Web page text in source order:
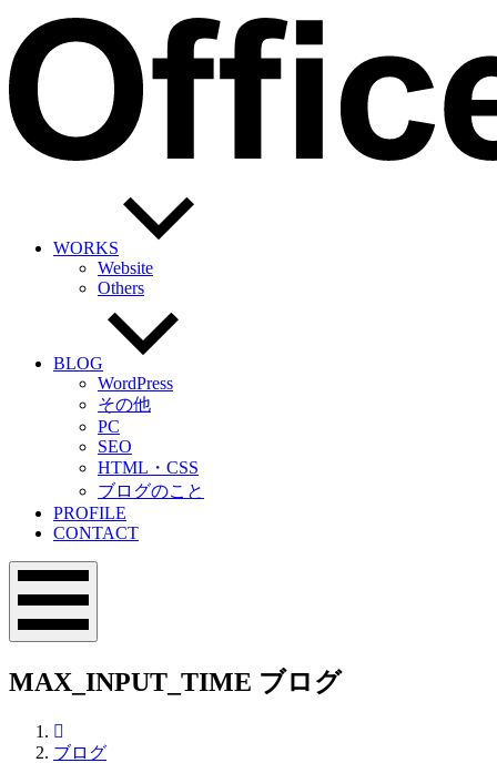
WORKS
Website
Others
BLOG
WordPress
その他
PC
SEO
HTML・CSS
ブログのこと
PROFILE
CONTACT
メ
ニ
ー
MAX_INPUT_TIME ブログ
ブログ